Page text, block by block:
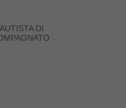
AUTISTA DI